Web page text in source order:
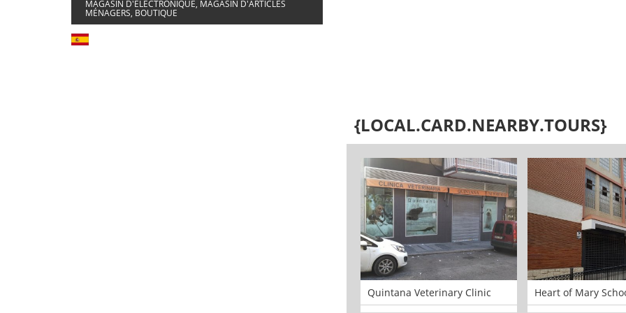
MAGASIN D'ÉLECTRONIQUE, MAGASIN D'ARTICLES
MÉNAGERS, BOUTIQUE
{LOCAL.CARD.NEARBY.TOURS}
Quintana Veterinary Clinic Heart of Mary